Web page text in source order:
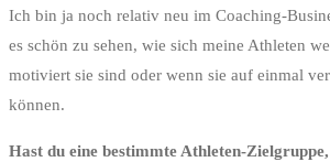
Ich bin ja noch relativ neu im Coaching-
es schön zu sehen, wie sich meine Athleten
motiviert sie sind oder wenn sie auf einmal
können.
Hast du eine bestimmte Athleten-